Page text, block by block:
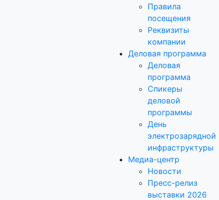
Правила
посещения
Реквизиты
компании
Деловая программа
Деловая
программа
Спикеры
деловой
программы
День
электрозарядной
инфраструктуры
Медиа-центр
Новости
Пресс-релиз
выставки 2026